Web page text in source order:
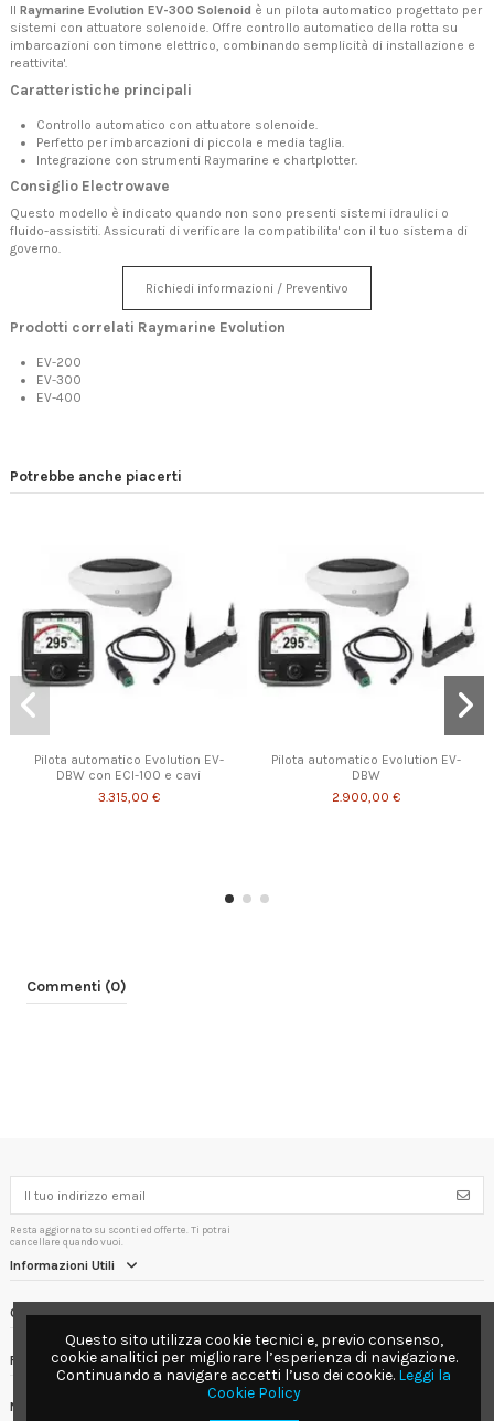
Il Raymarine Evolution EV-300 Solenoid è un pilota automatico progettato per
sistemi con attuatore solenoide. Offre controllo automatico della rotta su
imbarcazioni con timone elettrico, combinando semplicità di installazione e
reattivita'.
Caratteristiche principali
Controllo automatico con attuatore solenoide.
Perfetto per imbarcazioni di piccola e media taglia.
Integrazione con strumenti Raymarine e chartplotter.
Consiglio Electrowave
Questo modello è indicato quando non sono presenti sistemi idraulici o
fluido-assistiti. Assicurati di verificare la compatibilita' con il tuo sistema di
governo.
Richiedi informazioni / Preventivo
Prodotti correlati Raymarine Evolution
EV-200
EV-300
EV-400
Potrebbe anche piacerti
Pilota automatico Evolution EV-
DBW con ECI-100 e cavi
3.315,00 €
Pilota automatico Evolution EV-
DBW
2.900,00 €
Commenti (0)
Resta aggiornato su sconti ed offerte. Ti potrai
cancellare quando vuoi.
Informazioni Utili
Contact us
Follow us
Newsletter
Questo sito utilizza cookie tecnici e, previo consenso,
cookie analitici per migliorare l’esperienza di navigazione.
Continuando a navigare accetti l’uso dei cookie. Leggi la
Cookie Policy